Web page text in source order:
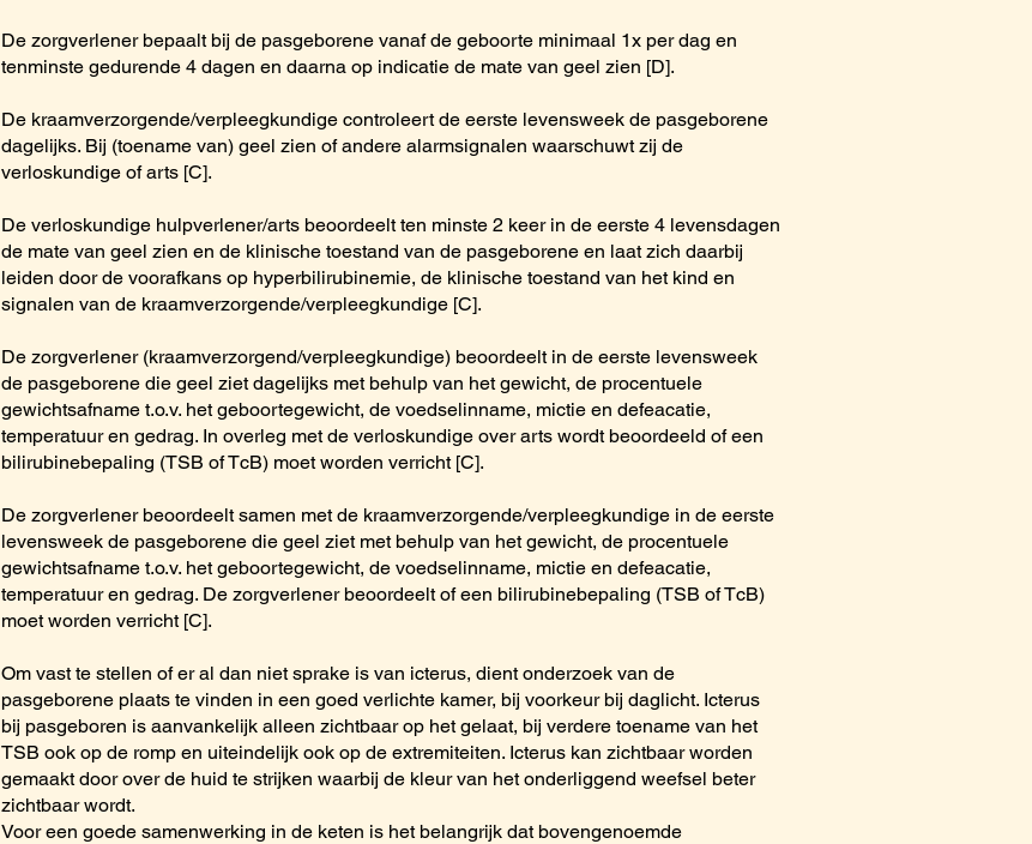
De zorgverlener bepaalt bij de pasgeborene vanaf de geboorte minimaal 1x per dag en
tenminste gedurende 4 dagen en daarna op indicatie de mate van geel zien [D].
De kraamverzorgende/verpleegkundige controleert de eerste levensweek de pasgeborene
dagelijks. Bij (toename van) geel zien of andere alarmsignalen waarschuwt zij de
verloskundige of arts [C].
De verloskundige hulpverlener/arts beoordeelt ten minste 2 keer in de eerste 4 levensdagen
de mate van geel zien en de klinische toestand van de pasgeborene en laat zich daarbij
leiden door de voorafkans op hyperbilirubinemie, de klinische toestand van het kind en
signalen van de kraamverzorgende/verpleegkundige [C].
De zorgverlener (kraamverzorgend/verpleegkundige) beoordeelt in de eerste levensweek
de pasgeborene die geel ziet dagelijks met behulp van het gewicht, de procentuele
gewichtsafname t.o.v. het geboortegewicht, de voedselinname, mictie en defeacatie,
temperatuur en gedrag. In overleg met de verloskundige over arts wordt beoordeeld of een
bilirubinebepaling (TSB of TcB) moet worden verricht [C].
De zorgverlener beoordeelt samen met de kraamverzorgende/verpleegkundige in de eerste
levensweek de pasgeborene die geel ziet met behulp van het gewicht, de procentuele
gewichtsafname t.o.v. het geboortegewicht, de voedselinname, mictie en defeacatie,
temperatuur en gedrag. De zorgverlener beoordeelt of een bilirubinebepaling (TSB of TcB)
moet worden verricht [C].
Om vast te stellen of er al dan niet sprake is van icterus, dient onderzoek van de
pasgeborene plaats te vinden in een goed verlichte kamer, bij voorkeur bij daglicht. Icterus
bij pasgeboren is aanvankelijk alleen zichtbaar op het gelaat, bij verdere toename van het
TSB ook op de romp en uiteindelijk ook op de extremiteiten. Icterus kan zichtbaar worden
gemaakt door over de huid te strijken waarbij de kleur van het onderliggend weefsel beter
zichtbaar wordt.
Voor een goede samenwerking in de keten is het belangrijk dat bovengenoemde